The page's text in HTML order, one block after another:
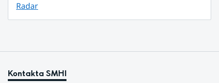
Radar
Kontakta SMHI